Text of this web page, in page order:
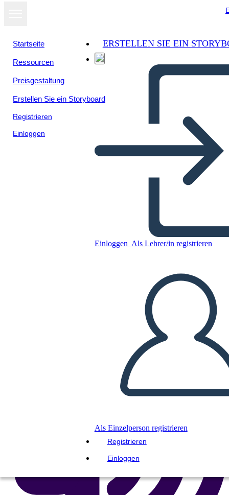
Startseite
Ressourcen
Preisgestaltung
Erstellen Sie ein Storyboard
Registrieren
Einloggen
ERSTELLEN SIE EIN
Einloggen Als Lehrer/in registrieren
Als Einzelperson registrieren
Registrieren
Einloggen
Antica Roma UVA Grafico
Kopieren Sie dieses Storyboard
ERSTELLEN SIE EIN STORYBOARD
DIASHOW ABSPIELEN
LIES MIR VOR
Als Diashow
ansehen